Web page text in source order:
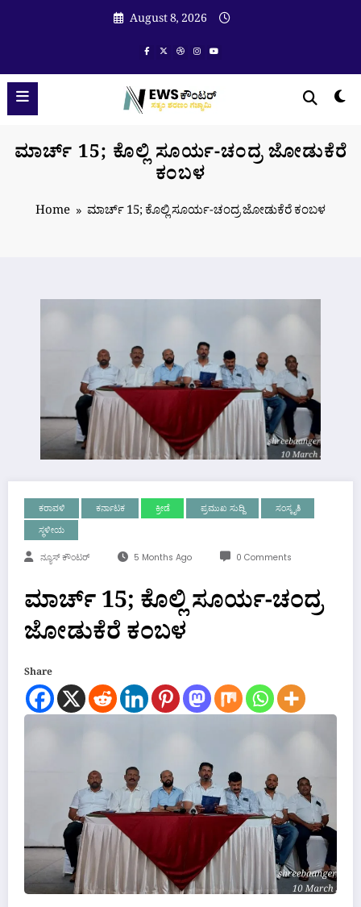
August 8, 2026
ಮಾರ್ಚ್ 15; ಕೊಲ್ಲಿ ಸೂರ್ಯ-ಚಂದ್ರ ಜೋಡುಕೆರೆ
ಕಂಬಳ
Home ಮಾರ್ಚ್ 15; ಕೊಲ್ಲಿ ಸೂರ್ಯ-ಚಂದ್ರ ಜೋಡುಕೆರೆ ಕಂಬಳ
ಕರಾವಳಿ ಕರ್ನಾಟಕ ಕ್ರೀಡೆ ಪ್ರಮುಖ ಸುದ್ದಿ
ಸಂಸ್ಕೃತಿ
ಸ್ಥಳೀಯ
ನ್ಯೂಸ್ ಕೌಂಟರ್ 5 Months Ago 0 Comments
ಮಾರ್ಚ್ 15; ಕೊಲ್ಲಿ ಸೂರ್ಯ-ಚಂದ್ರ
ಜೋಡುಕೆರೆ ಕಂಬಳ
Share